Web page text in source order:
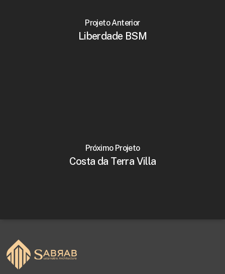
Projeto Anterior
Liberdade BSM
Próximo Projeto
Costa da Terra Villa